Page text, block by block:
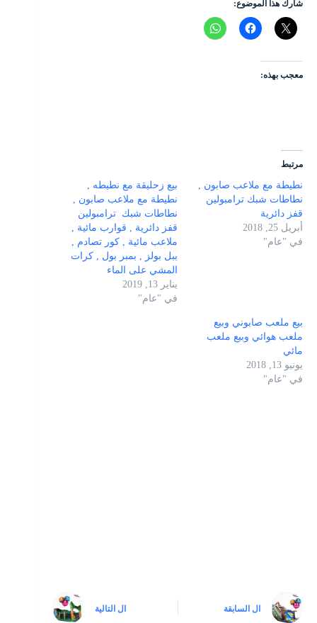
شارك هذا الموضوع:
معجب بهذه:
مرتبط
نطيطة مع ملاعب صابون ,
نطاطات شبك ترامبولين
قفز دائرية
أبريل 25, 2018
في "عام"
بيع زحليقة مع نطيطه ,
نطيطة مع ملاعب صابون ,
نطاطات شبك ترامبولين
قفز دائرية , قوارب مائية ,
ملاعب مائية , كور تصادم ,
ببل بولز , بمبر بول , كرات
المشي على الماء
يناير 13, 2019
في "عام"
بيع ملعب صابوني وبيع
ملعب هوائي وبيع ملعب
مائي
يونيو 13, 2018
في "عام"
ال السابقة ال التالية